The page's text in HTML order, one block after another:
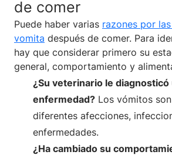
de comer
Puede haber varias razones por
vomita después de comer. Para
hay que considerar primero su
general, comportamiento y
¿Su veterinario le diagnosticó
enfermedad? Los vómitos
diferentes afecciones,
enfermedades.
¿Ha cambiado su